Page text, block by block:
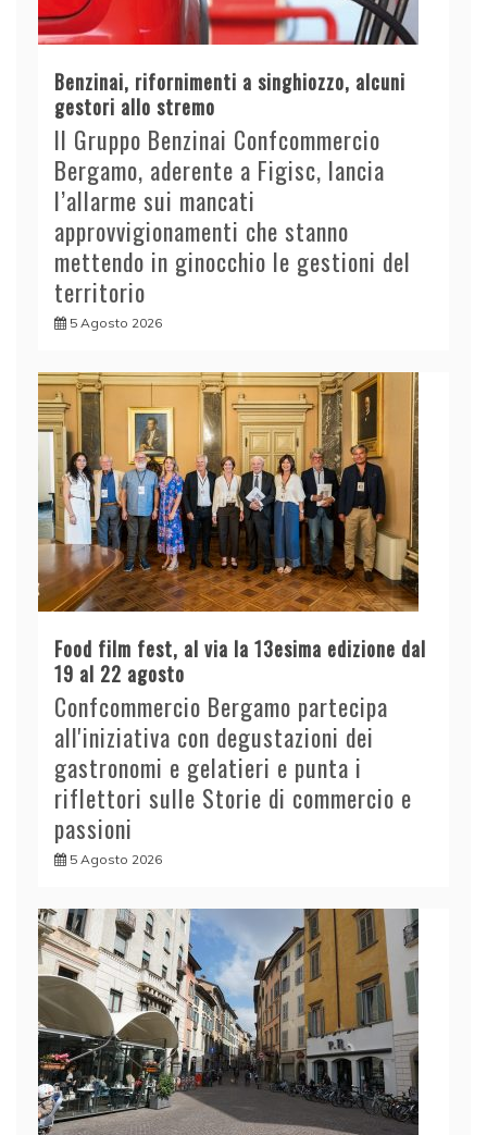
Benzinai, rifornimenti a singhiozzo, alcuni
gestori allo stremo
Il Gruppo Benzinai Confcommercio
Bergamo, aderente a Figisc, lancia
l’allarme sui mancati
approvvigionamenti che stanno
mettendo in ginocchio le gestioni del
territorio
5 Agosto 2026
Food film fest, al via la 13esima edizione dal
19 al 22 agosto
Confcommercio Bergamo partecipa
all'iniziativa con degustazioni dei
gastronomi e gelatieri e punta i
riflettori sulle Storie di commercio e
passioni
5 Agosto 2026